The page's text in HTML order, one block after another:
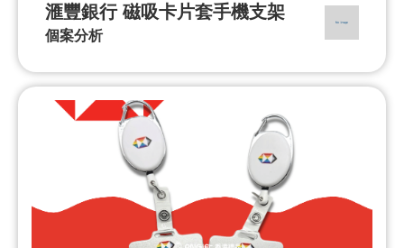
滙豐銀行 磁吸卡片套手機支架
個案分析